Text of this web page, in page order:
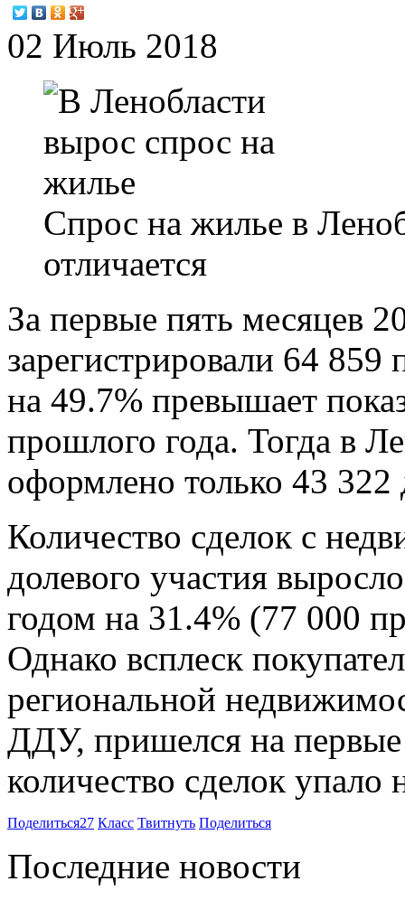
02 Июль 2018
Спрос на жилье в
отличается
За первые пять месяцев
зарегистрировали 64
на 49.7% превышает
прошлого года. Тогда в
оформлено только 43 322
Количество сделок с
долевого участия
годом на 31.4% (77 000
Однако всплеск
региональной
ДДУ, пришелся на
количество сделок упало
Поделиться27 Класс Твитнуть Поделиться
Последние новости